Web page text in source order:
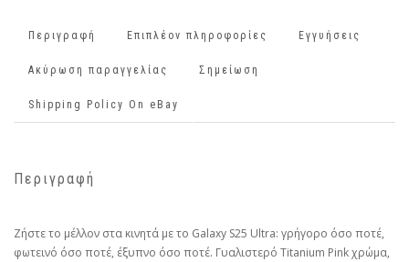
Περιγραφή Επιπλέον πληροφορίες Εγγυήσεις
Ακύρωση παραγγελίας Σημείωση
Shipping Policy On eBay
Περιγραφή
Ζήστε το μέλλον στα κινητά με το Galaxy S25 Ultra: γρήγορο όσο ποτέ,
φωτεινό όσο ποτέ, έξυπνο όσο ποτέ. Γυαλιστερό Titanium Pink χρώμα,